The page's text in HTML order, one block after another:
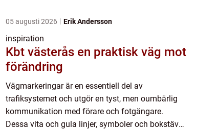
05 augusti 2026 Erik Andersson
inspiration
Kbt västerås en praktisk väg mot
förändring
Vägmarkeringar är en essentiell del av
trafiksystemet och utgör en tyst, men oumbärlig
kommunikation med förare och fotgängare.
Dessa vita och gula linjer, symboler och bokstäver